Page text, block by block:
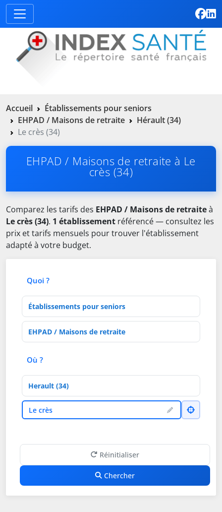
Accueil
Établissements pour seniors
EHPAD / Maisons de retraite
Hérault (34)
Le crès (34)
EHPAD / Maisons de retraite à Le
crès (34)
Comparez les tarifs des EHPAD / Maisons de retraiteà
Le crès (34). 1 établissement référencé — consultez les
prix et tarifs mensuels pour trouver l'établissement
adapté à votre budget.
Quoi ?
Type d'établissement
Activités de soins
Où ?
Département
VilleLe crès
Réinitialiser
Chercher